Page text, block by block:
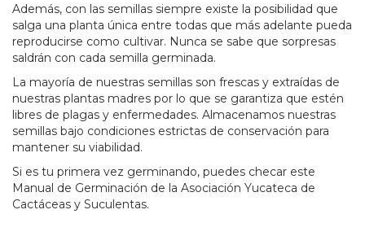
Además, con las semillas siempre existe la posibilidad que
salga una planta única entre todas que más adelante pueda
reproducirse como cultivar. Nunca se sabe que sorpresas
saldrán con cada semilla germinada.
La mayoría de nuestras semillas son frescas y extraídas de
nuestras plantas madres por lo que se garantiza que estén
libres de plagas y enfermedades. Almacenamos nuestras
semillas bajo condiciones estrictas de conservación para
mantener su viabilidad.
Si es tu primera vez germinando, puedes checar este
Manual de Germinación de la Asociación Yucateca de
Cactáceas y Suculentas.